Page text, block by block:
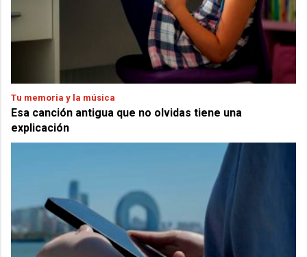
Tu memoria y la música
Esa canción antigua que no olvidas tiene una
explicación